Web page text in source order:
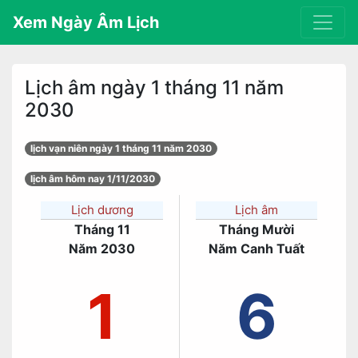
Xem Ngày Âm Lịch
Lịch âm ngày 1 tháng 11 năm
2030
lịch vạn niên ngày 1 tháng 11 năm 2030
lịch âm hôm nay 1/11/2030
Lịch dương
Tháng 11
Năm 2030
1
Lịch âm
Tháng Mười
Năm Canh Tuất
6